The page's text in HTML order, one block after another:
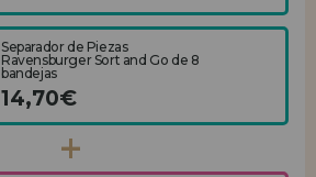
Separador de Piezas
Ravensburger Sort and Go de 8
bandejas
14,70€